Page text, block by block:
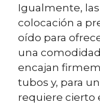
Igualmente,
colocación a
oído para
una
encajan
tubos y, para
requiere cierto